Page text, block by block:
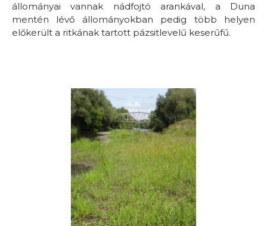
állományai vannak nádfojtó arankával, a Duna
mentén lévő állományokban pedig több helyen
előkerült a ritkának tartott pázsitlevelű keserűfű.